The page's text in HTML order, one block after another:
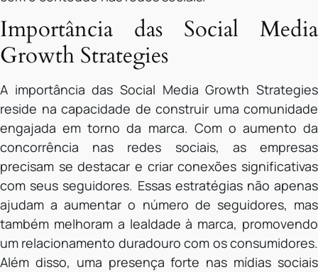
Importância das Social Media
Growth Strategies
A importância das Social Media Growth Strategies
reside na capacidade de construir uma comunidade
engajada em torno da marca. Com o aumento da
concorrência nas redes sociais, as empresas
precisam se destacar e criar conexões significativas
com seus seguidores. Essas estratégias não apenas
ajudam a aumentar o número de seguidores, mas
também melhoram a lealdade à marca, promovendo
um relacionamento duradouro com os consumidores.
Além disso, uma presença forte nas mídias sociais